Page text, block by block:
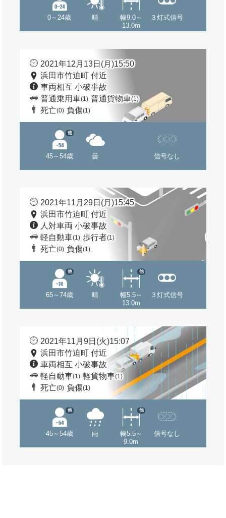
0～24歳 晴
幅9.0～
13.0m
３灯式信号
2021年12月13日(月)15:50
浜田市竹迫町 付近
車両相互 小破事故
普通乗用車(1) 普通貨物車(1)
死亡(0) 負傷(1)
45～54歳
他
曇 信号なし
2021年11月29日(月)15:45
浜田市竹迫町 付近
人対車両 小破事故
軽自動車(1) 歩行者(1)
死亡(0) 負傷(1)
65～74歳
他
晴
幅5.5～
13.0m
他
３灯式信号
2021年11月9日(火)15:07
浜田市竹迫町 付近
車両相互 小破事故
軽自動車(1) 軽貨物車(1)
死亡(0) 負傷(1)
45～54歳
他
雨
幅5.5～
9.0m
他
信号なし